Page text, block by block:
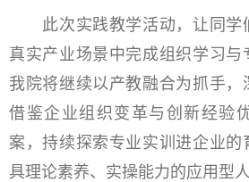
此次实践教学活动，让同学
真实产业场景中完成组织学习与
我院将继续以产教融合为抓手，
借鉴企业组织变革与创新经验
案，持续探索专业实训进企业的
具理论素养、实操能力的应用型人